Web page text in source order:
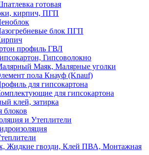
готовая
кирпич, ПГП
блок ПГП
профиль ГВЛ
Гипсоволокно
Маяк, Малярные уголки
пола Кнауф (Knauf)
для гипсокартона
для гипсокартона
клей, затирка
блоков
и Утеплители
Жидкие гвозди, Клей ПВА, Монтажная